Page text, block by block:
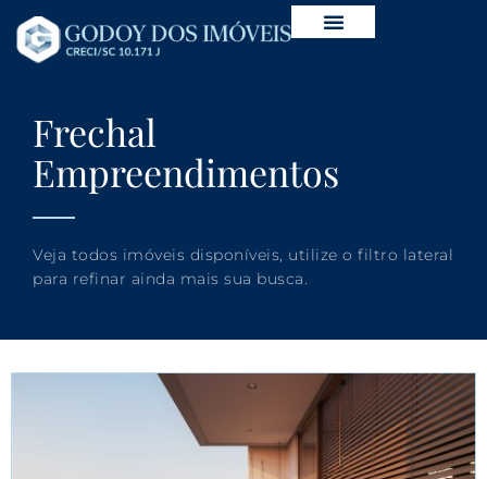
Frechal
Empreendimentos
Veja todos imóveis disponíveis, utilize o filtro lateral
para refinar ainda mais sua busca.